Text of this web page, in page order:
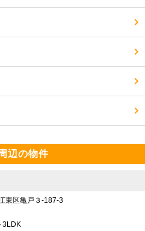
辺の物件
東区亀戸３-187-3
3LDK